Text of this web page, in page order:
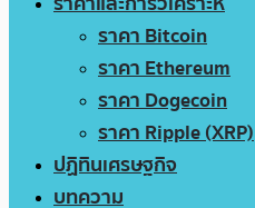
ราคา Bitcoin
ราคา Ethereum
ราคา Dogecoin
ราคา Ripple (XRP)
ปฏิทินเศรษฐกิจ
บทความ